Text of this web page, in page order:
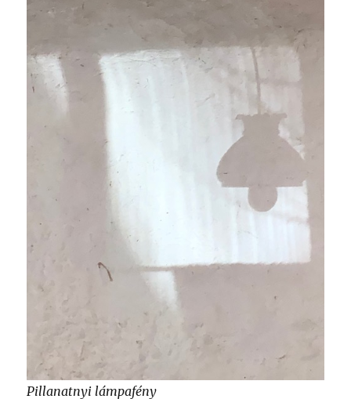
Pillanatnyi lámpafény